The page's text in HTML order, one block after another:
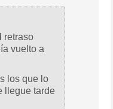
retraso
vuelto a
los que lo
llegue tarde